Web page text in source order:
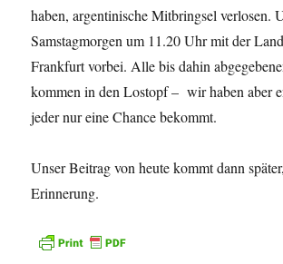
haben, argentinische Mitbringsel verlosen.
Samstagmorgen um 11.20 Uhr mit der
Frankfurt vorbei. Alle bis dahin
kommen in den Lostopf – wir haben aber
jeder nur eine Chance bekommt.
Unser Beitrag von heute kommt dann
Erinnerung.